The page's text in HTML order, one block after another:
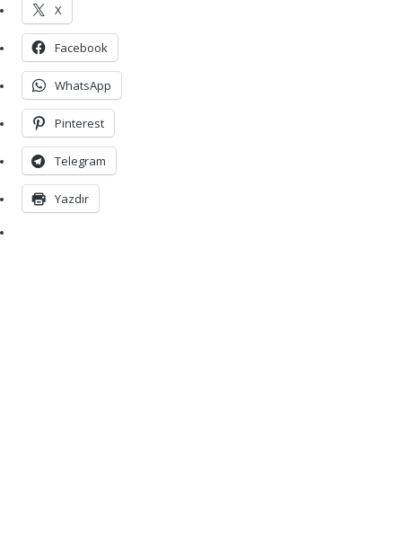
X
Facebook
WhatsApp
Pinterest
Telegram
Yazdır